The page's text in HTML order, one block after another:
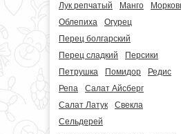
Лук репчатый
Манго
Облепиха
Огурец
Перец болгарский
Перец сладкий
Персики
Петрушка
Помидор
Редис
Репа
Салат Айсберг
Салат Латук
Свекла
Сельдерей